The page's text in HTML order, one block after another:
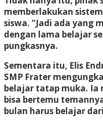
memberlakukan
siswa. “Jadi ada yang
dengan lama belajar
pungkasnya.
Sementara itu, Elis
SMP Frater
belajar tatap muka. Ia
bisa bertemu
bulan harus belajar